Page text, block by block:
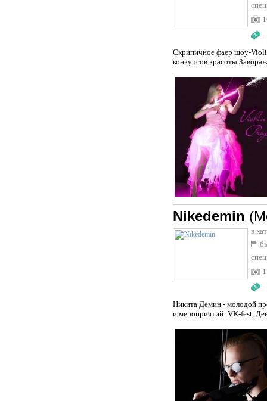
:
Скрипичное фаер шоу-
конкурсов красоты
Nikedemin
в
:
Никита Демин - молодой
и мероприятий: VK-fest,